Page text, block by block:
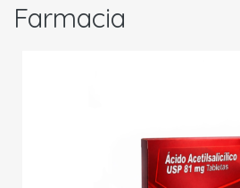
Farmacia